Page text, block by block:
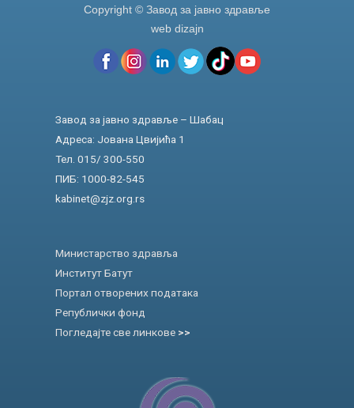
Copyright © Завод за јавно здравље
web dizajn
Завод за јавно здравље – Шабац
Адреса: Јована Цвијића 1
Тел. 015/ 300-550
ПИБ: 1000-82-545
kabinet@zjz.org.rs
Министарство здравља
Институт Батут
Портал отворених података
Републички фонд
Погледајте све линкове >>